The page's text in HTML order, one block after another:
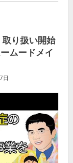
取り扱い開始
ムードメイ
日